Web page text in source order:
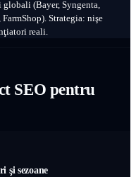
(Bayer, Syngenta,
Strategia: nişe
reali.
SEO pentru
şi sezoane